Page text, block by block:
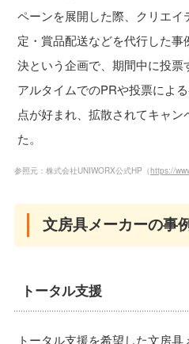
ペーンを展開した際、クリエ
定・賞品配送などを代行した
決という企画で、期間中に投票
アルタイムでのPRや投票によ
点が好まれ、拡散されてキャ
た。
参照元：株式会社UNIWORX公式HP（https://
文房具メーカーの事
トータル支援
トータル支援を希望した文房